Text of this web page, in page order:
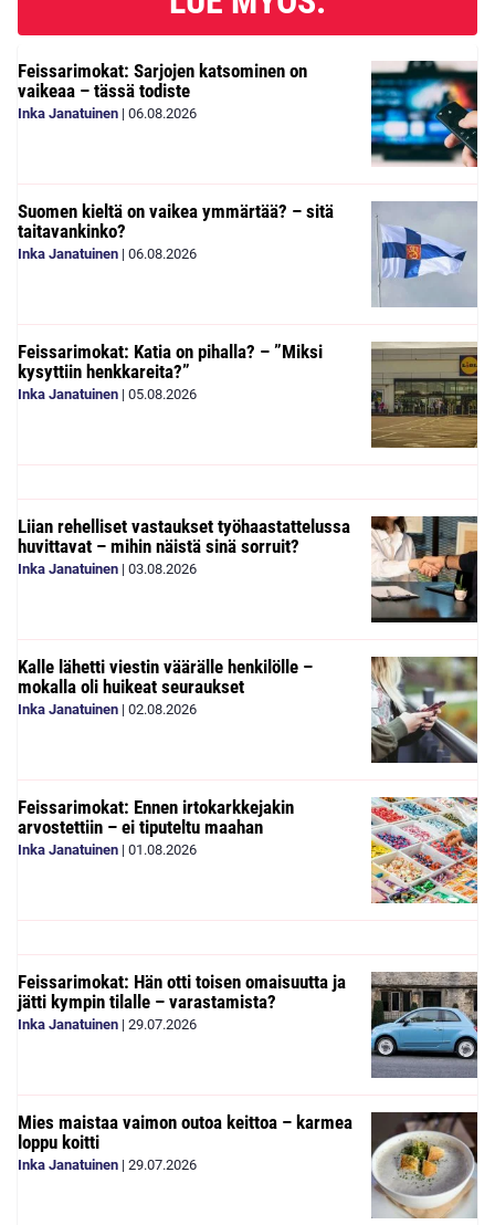
Feissarimokat: Sarjojen katsominen on
vaikeaa – tässä todiste
Inka Janatuinen | 06.08.2026
Suomen kieltä on vaikea ymmärtää? – sitä
taitavankinko?
Inka Janatuinen | 06.08.2026
Feissarimokat: Katia on pihalla? – ”Miksi
kysyttiin henkkareita?”
Inka Janatuinen | 05.08.2026
Liian rehelliset vastaukset työhaastattelussa
huvittavat – mihin näistä sinä sorruit?
Inka Janatuinen | 03.08.2026
Kalle lähetti viestin väärälle henkilölle –
mokalla oli huikeat seuraukset
Inka Janatuinen | 02.08.2026
Feissarimokat: Ennen irtokarkkejakin
arvostettiin – ei tiputeltu maahan
Inka Janatuinen | 01.08.2026
Feissarimokat: Hän otti toisen omaisuutta ja
jätti kympin tilalle – varastamista?
Inka Janatuinen | 29.07.2026
Mies maistaa vaimon outoa keittoa – karmea
loppu koitti
Inka Janatuinen | 29.07.2026